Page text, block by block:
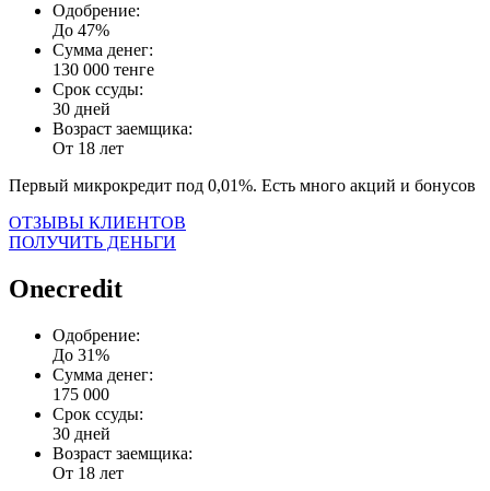
Одобрение:
До 47%
Сумма денег:
130 000 тенге
Срок ссуды:
30 дней
Возраст заемщика:
От 18 лет
Первый микрокредит под 0,01%. Есть много акций и бонусов
ОТЗЫВЫ КЛИЕНТОВ
ПОЛУЧИТЬ ДЕНЬГИ
Onecredit
Одобрение:
До 31%
Сумма денег:
175 000
Срок ссуды:
30 дней
Возраст заемщика:
От 18 лет